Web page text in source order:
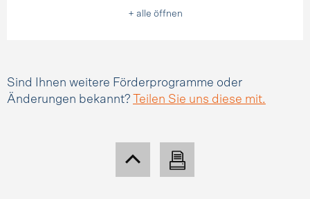
+ alle öffnen
Sind Ihnen weitere Förderprogramme oder
Änderungen bekannt?
Teilen Sie uns diese mit.